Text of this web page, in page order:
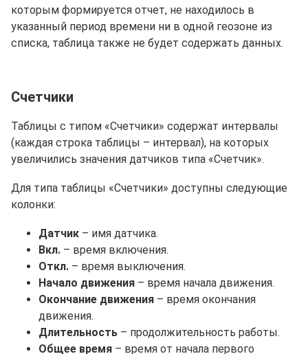
которым формируется отчет, не находилось в
указанный период времени ни в одной геозоне из
списка, таблица также не будет содержать данных.
Счетчики
Таблицы с типом «Счетчики» содержат интервалы
(каждая строка таблицы – интервал), на которых
увеличились значения датчиков типа «Счетчик».
Для типа таблицы «Счетчики» доступны следующие
колонки:
Датчик – имя датчика.
Вкл. – время включения.
Откл. – время выключения.
Начало движения – время начала движения.
Окончание движения – время окончания
движения.
Длительность – продолжительность работы.
Общее время – время от начала первого